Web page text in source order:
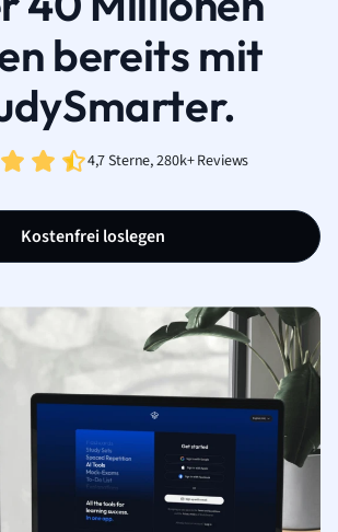
bereits mit
4,7 Sterne, 280k+ Reviews
Kostenfrei loslegen